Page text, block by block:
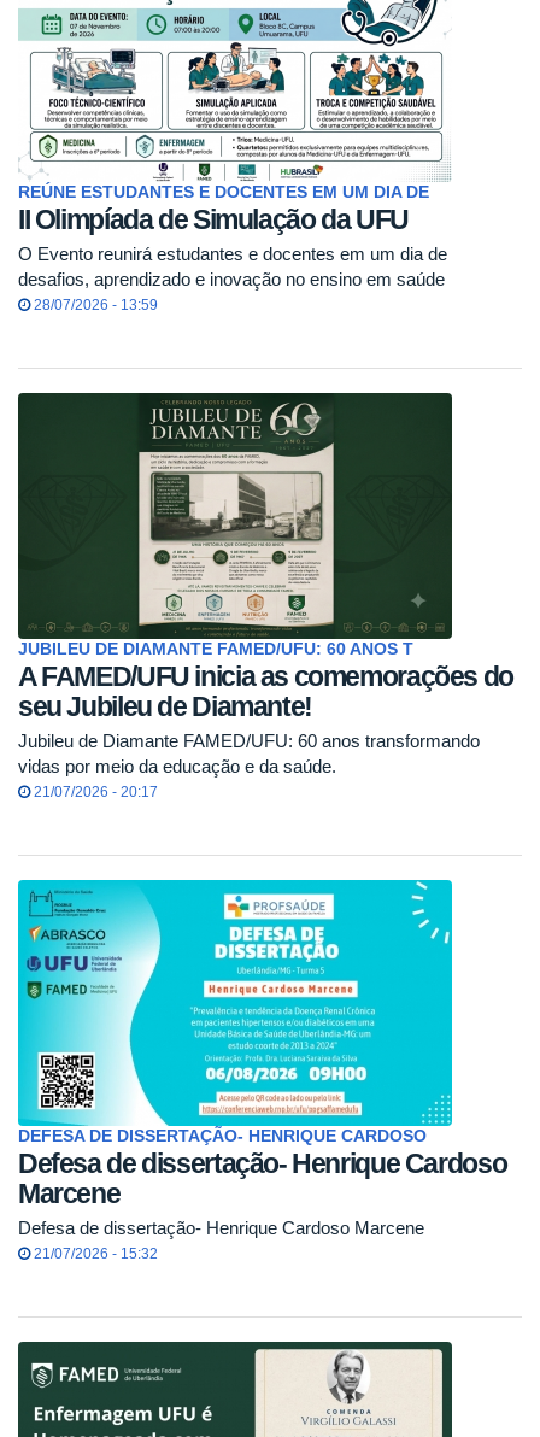
REÚNE ESTUDANTES E DOCENTES EM UM DIA DE
II Olimpíada de Simulação da UFU
O Evento reunirá estudantes e docentes em um dia de
desafios, aprendizado e inovação no ensino em saúde
28/07/2026 - 13:59
JUBILEU DE DIAMANTE FAMED/UFU: 60 ANOS T
A FAMED/UFU inicia as comemorações do
seu Jubileu de Diamante!
Jubileu de Diamante FAMED/UFU: 60 anos transformando
vidas por meio da educação e da saúde.
21/07/2026 - 20:17
DEFESA DE DISSERTAÇÃO- HENRIQUE CARDOSO
Defesa de dissertação- Henrique Cardoso
Marcene
Defesa de dissertação- Henrique Cardoso Marcene
21/07/2026 - 15:32